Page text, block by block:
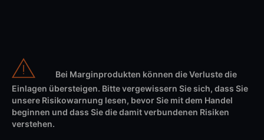
Bei Marginprodukten können die Verluste die
Einlagen übersteigen. Bitte vergewissern Sie sich, dass Sie
unsere Risikowarnung lesen, bevor Sie mit dem Handel
beginnen und dass Sie die damit verbundenen Risiken
verstehen.